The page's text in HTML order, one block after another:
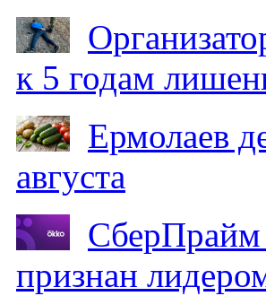
к 5 годам
Ермолаев
августа
СберПрайм
признан